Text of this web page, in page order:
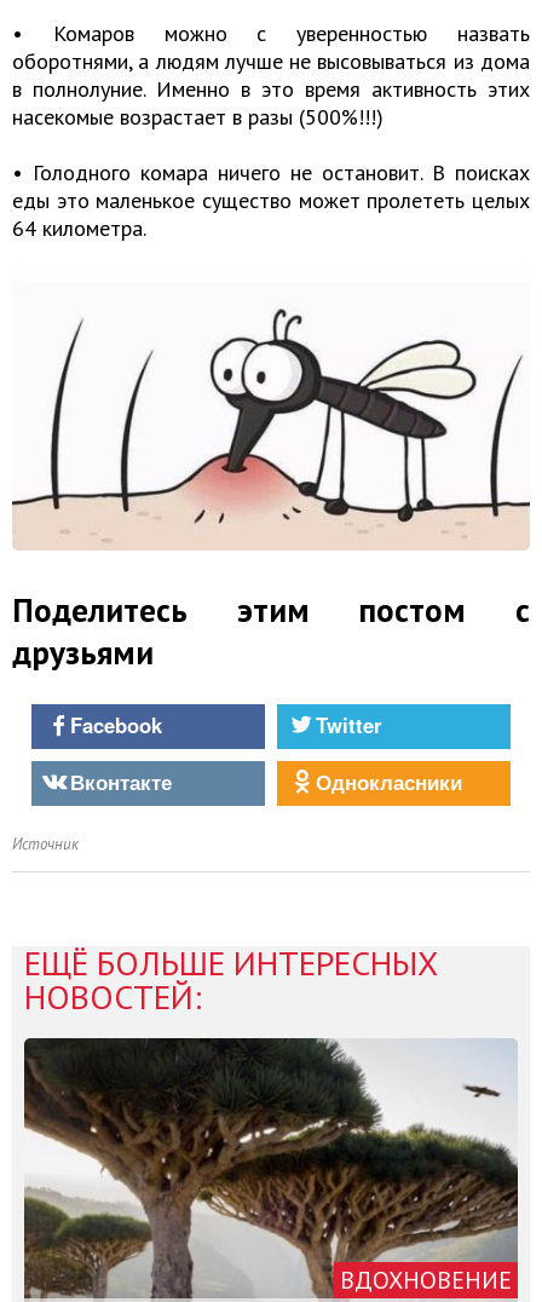
• Комаров можно с уверенностью назвать
оборотнями, а людям лучше не высовываться из дома
в полнолуние. Именно в это время активность этих
насекомые возрастает в разы (500%!!!)
• Голодного комара ничего не остановит. В поисках
еды это маленькое существо может пролететь целых
64 километра.
Поделитесь этим постом с
друзьями
Facebook
Twitter
Вконтакте
Однокласники
Источник
ЕЩЁ БОЛЬШЕ ИНТЕРЕСНЫХ
НОВОСТЕЙ:
ВДОХНОВЕНИЕ